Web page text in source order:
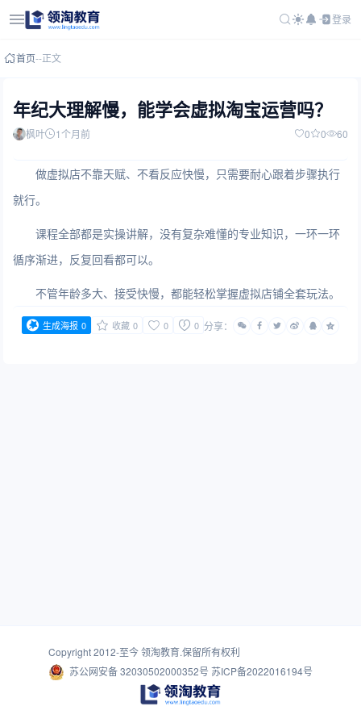
登录
首页--正文
年纪大理解慢，能学会虚拟淘宝运营吗？
枫叶 1个月前 0 0 60
做虚拟店不靠天赋、不看反应快慢，只需要耐心跟着步骤执行
就行。
课程全部都是实操讲解，没有复杂难懂的专业知识，一环一环
循序渐进，反复回看都可以。
不管年龄多大、接受快慢，都能轻松掌握虚拟店铺全套玩法。
生成海报 0 收藏 0 0 0 分享：
Copyright 2012-至今领淘教育.保留所有权利
苏公网安备 32030502000352号 苏ICP备2022016194号